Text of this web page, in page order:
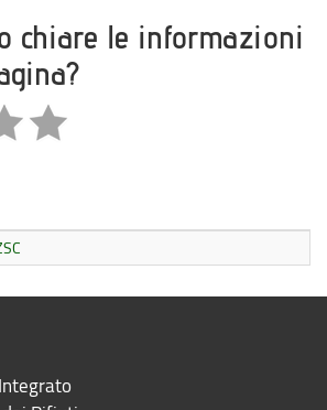
chiare le informazioni